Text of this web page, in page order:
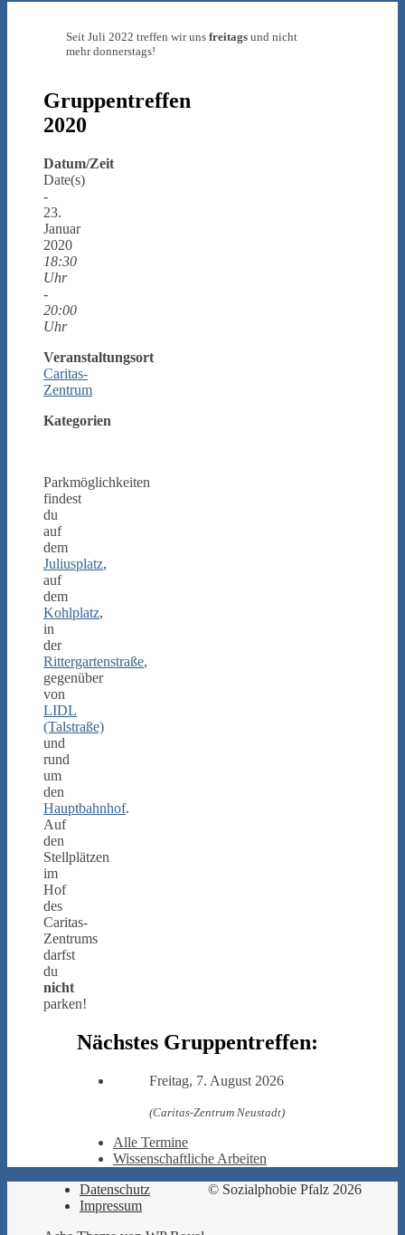
Seit Juli 2022 treffen wir uns freitags und nicht
mehr donnerstags!
Gruppentreffen
2020
Datum/Zeit
Date(s)
-
23.
Januar
2020
18:30
Uhr
-
20:00
Uhr
Veranstaltungsort
Caritas-
Zentrum
Kategorien
Parkmöglichkeiten
findest
du
auf
dem
Juliusplatz,
auf
dem
Kohlplatz,
in
der
Rittergartenstraße,
gegenüber
von
LIDL
(Talstraße)
und
rund
um
den
Hauptbahnhof.
Auf
den
Stellplätzen
im
Hof
des
Caritas-
Zentrums
darfst
du
nicht
parken!
Nächstes Gruppentreffen:
Freitag, 7. August 2026
(Caritas-Zentrum Neustadt)
Alle Termine
Wissenschaftliche Arbeiten
© Sozialphobie Pfalz 2026
Datenschutz
Impressum